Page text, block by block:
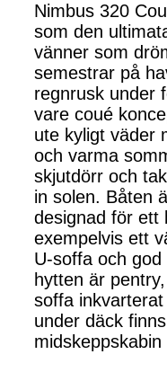
Nimbus 320
som den
vänner som
semestrar på
regnrusk under
vare coué
ute kyligt väder
och varma
skjutdörr och
in solen. Båten
designad för ett
exempelvis ett
U-soffa och
hytten är
soffa
under däck